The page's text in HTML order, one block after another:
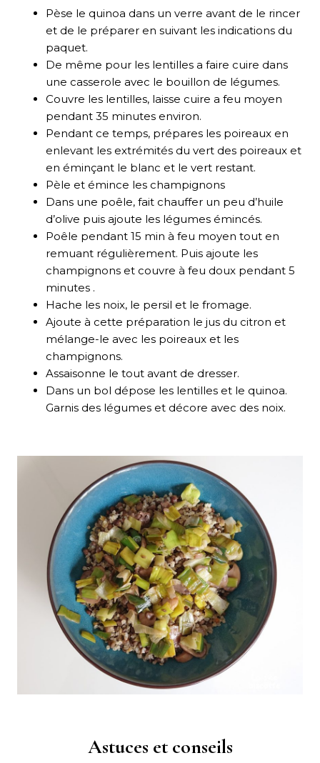
Pèse le quinoa dans un verre avant de le rincer
et de le préparer en suivant les indications du
paquet.
De même pour les lentilles a faire cuire dans
une casserole avec le bouillon de légumes.
Couvre les lentilles, laisse cuire a feu moyen
pendant 35 minutes environ.
Pendant ce temps, prépares les poireaux en
enlevant les extrémités du vert des poireaux et
en éminçant le blanc et le vert restant.
Pèle et émince les champignons
Dans une poêle, fait chauffer un peu d’huile
d’olive puis ajoute les légumes émincés.
Poêle pendant 15 min à feu moyen tout en
remuant régulièrement. Puis ajoute les
champignons et couvre à feu doux pendant 5
minutes .
Hache les noix, le persil et le fromage.
Ajoute à cette préparation le jus du citron et
mélange-le avec les poireaux et les
champignons.
Assaisonne le tout avant de dresser.
Dans un bol dépose les lentilles et le quinoa.
Garnis des légumes et décore avec des noix.
Astuces et conseils